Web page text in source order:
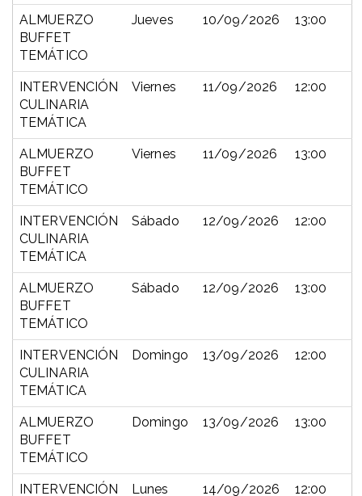
ALMUERZO
BUFFET
TEMÁTICO
Jueves 10/09/2026 13:00
INTERVENCIÓN
CULINARIA
TEMÁTICA
Viernes 11/09/2026 12:00
ALMUERZO
BUFFET
TEMÁTICO
Viernes 11/09/2026 13:00
INTERVENCIÓN
CULINARIA
TEMÁTICA
Sábado 12/09/2026 12:00
ALMUERZO
BUFFET
TEMÁTICO
Sábado 12/09/2026 13:00
INTERVENCIÓN
CULINARIA
TEMÁTICA
Domingo 13/09/2026 12:00
ALMUERZO
BUFFET
TEMÁTICO
Domingo 13/09/2026 13:00
INTERVENCIÓN Lunes 14/09/2026 12:00